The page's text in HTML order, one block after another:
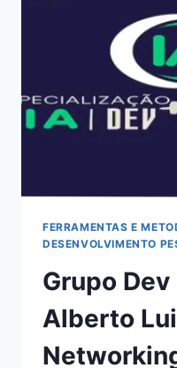
FERRAMENTAS E
DESENVOLVIMENTO
Grupo
Alberto